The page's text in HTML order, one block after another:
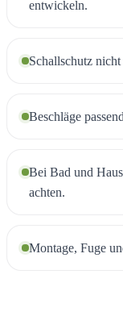
entwickeln.
Schallschutz
Beschläge
Bei Bad und
achten.
Montage, Fuge